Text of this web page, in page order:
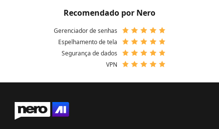
Recomendado por Nero
Gerenciador de senhas
Espelhamento de tela
Segurança de dados
VPN